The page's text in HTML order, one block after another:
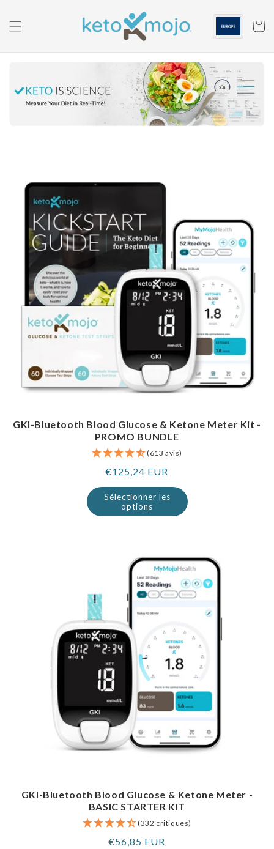
content
Panier
GKI-Bluetooth Blood Glucose & Ketone Meter Kit -
PROMO BUNDLE
(613 avis)
Prix
normal
€125,24 EUR
Sélectionner les
options
GKI-Bluetooth Blood Glucose & Ketone Meter -
BASIC STARTER KIT
(332 critiques)
Prix
€56,85 EUR